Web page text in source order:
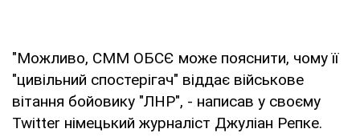
"Можливо, СММ ОБСЄ може пояснити, чому її
"цивільний спостерігач" віддає військове
вітання бойовику "ЛНР", - написав у своєму
Twitter німецький журналіст Джуліан Репке.